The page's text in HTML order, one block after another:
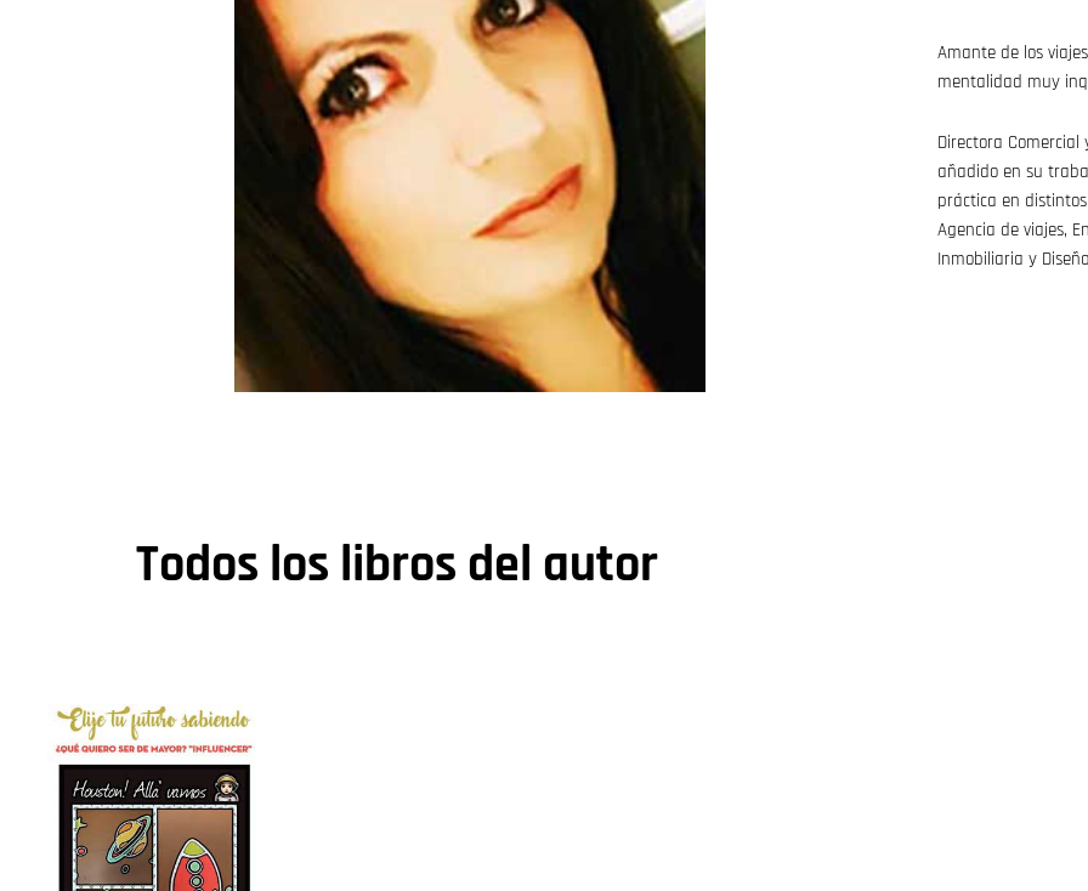
Amante de los
mentalidad muy
Directora
añadido en su
práctica en
Agencia de viajes,
Inmobiliaria y
Todos los libros del autor